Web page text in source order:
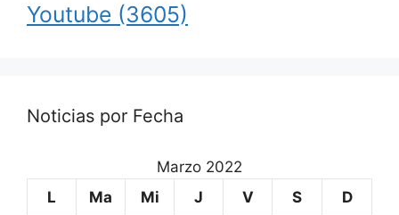
Youtube (3605)
Noticias por Fecha
Marzo 2022
L
Ma Mi J V S D